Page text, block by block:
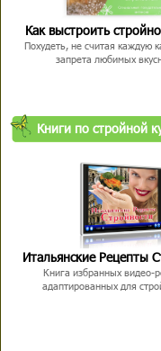
Как выстроить
Похудеть, не считая каждую
запрета любимых
Книги по стройной
Итальянские Рецепты
Книга избранных видео-
адаптированных для